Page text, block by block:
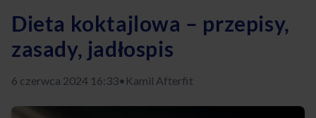
Dieta koktajlowa – przepisy,
zasady, jadłospis
6 czerwca 2024 16:33• Kamil Afterfit